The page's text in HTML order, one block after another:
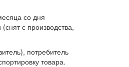
со дня
с производства,
потребитель
товара.